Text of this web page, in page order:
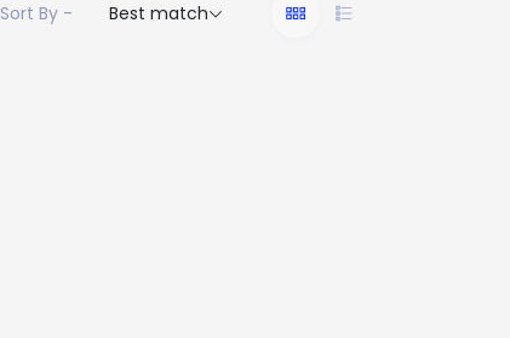
Sort By - Best match